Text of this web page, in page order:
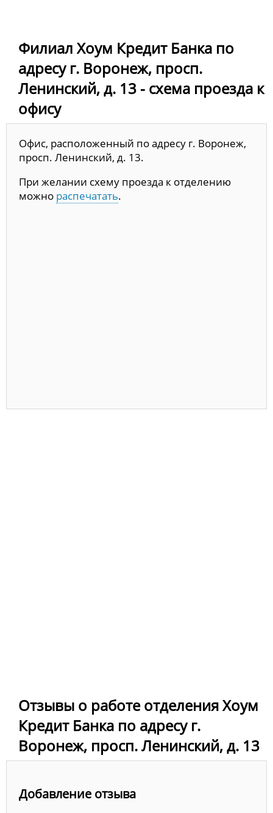
Филиал Хоум Кредит Банка по
адресу г. Воронеж, просп.
Ленинский, д. 13 - схема проезда к
офису
Офис, расположенный по адресу г. Воронеж,
просп. Ленинский, д. 13.
При желании схему проезда к отделению
можно распечатать.
Отзывы о работе отделения Хоум
Кредит Банка по адресу г.
Воронеж, просп. Ленинский, д. 13
Добавление отзыва